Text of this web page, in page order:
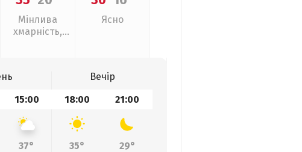
Мінлива
хмарність,
Ясно
Вечір
15:00 18:00 21:00
37° 35°
29°